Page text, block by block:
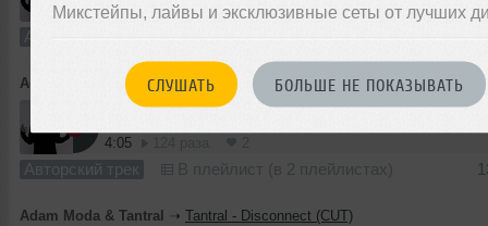
Микстейпы, лайвы и эксклюзивные сеты от лучших
СЛУШАТЬ БОЛЬШЕ НЕ ПОКАЗЫВАТЬ
5:20 175 раз 2
Авторский трек
Adam Moda & Tantral ➝Adam Moda - Come Alive (Cut)
4:05
Авторский трек В плейлист (в 2 плейлистах)
Adam Moda & Tantral ➝ Tantral - Disconnect (CUT)